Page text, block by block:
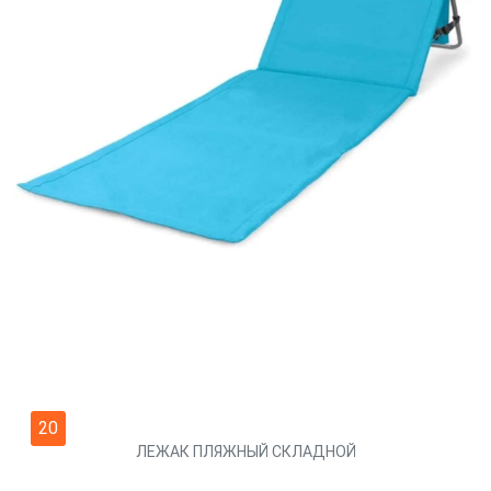
20
ЛЕЖАК ПЛЯЖНЫЙ СКЛАДНОЙ